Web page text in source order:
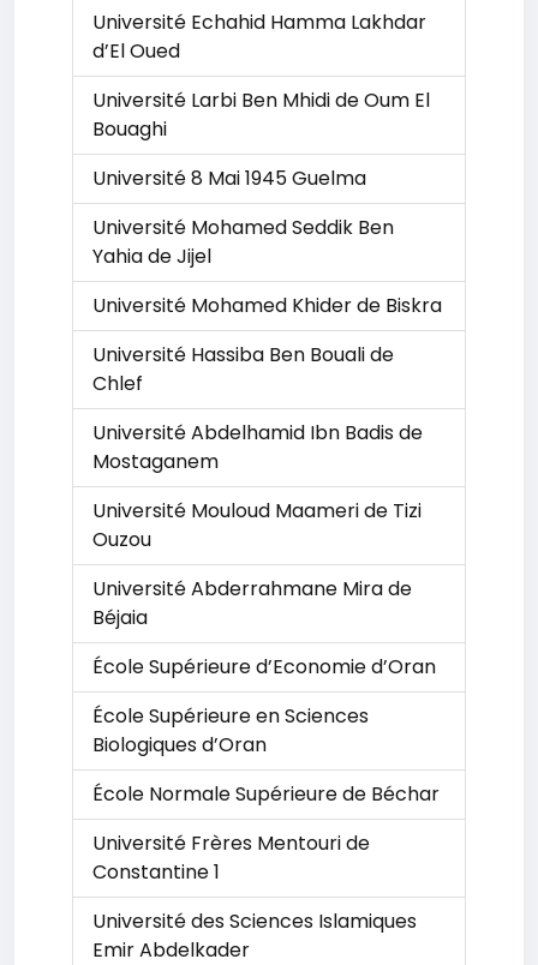
Université Echahid Hamma Lakhdar
d’El Oued
Université Larbi Ben Mhidi de Oum El
Bouaghi
Université 8 Mai 1945 Guelma
Université Mohamed Seddik Ben
Yahia de Jijel
Université Mohamed Khider de Biskra
Université Hassiba Ben Bouali de
Chlef
Université Abdelhamid Ibn Badis de
Mostaganem
Université Mouloud Maameri de Tizi
Ouzou
Université Abderrahmane Mira de
Béjaia
École Supérieure d’Economie d’Oran
École Supérieure en Sciences
Biologiques d’Oran
École Normale Supérieure de Béchar
Université Frères Mentouri de
Constantine 1
Université des Sciences Islamiques
Emir Abdelkader